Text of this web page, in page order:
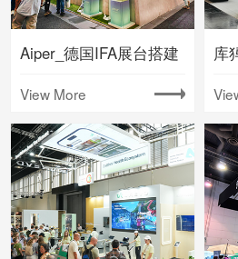
Aiper_德国IFA展台搭建
View More
库